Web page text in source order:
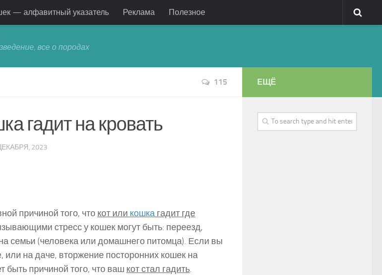
— алфавитный указатель Реклама Полезное
все о породах
115
гадит на кровать
2023
причиной того, что кот или кошка гадит где
стресс у кошек могут быть: переезд,
семьи (человека или домашнего питомца). Если вы
или на даче, вторжение посторонних кошек на
быть причиной того, что ваш кот стал гадить.
ЕЩЁ